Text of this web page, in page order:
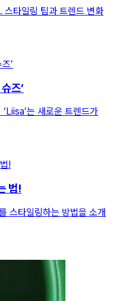
스타일링 팁과 트렌드 변화
즈’
는 새로운 트렌드가
법!
스타일링하는 방법을 소개